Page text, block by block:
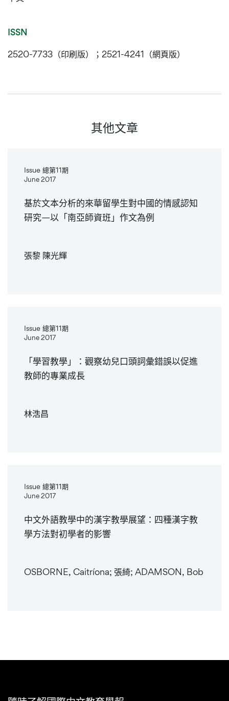
ISSN
2520-7733（印刷版）；2521-4241（網頁版）
其他文章
Issue 總第11期
June 2017
基於文本分析的來華留學生對中國的情感認知
研究—以「南亞師資班」作文為例
張黎 陳光輝
Issue 總第11期
June 2017
「學習教學」：觀察幼兒口頭詞彙錯誤以促進
教師的專業成長
林浩昌
Issue 總第11期
June 2017
中文外語教學中的漢字教學展望：四種漢字教
學方法對初學者的影響
OSBORNE, Caitríona; 張綺; ADAMSON, Bob